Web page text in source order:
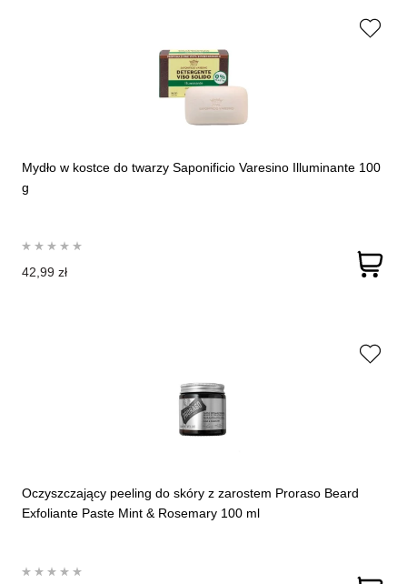
Mydło w kostce do twarzy Saponificio Varesino Illuminante 100
g
42,99 zł
Oczyszczający peeling do skóry z zarostem Proraso Beard
Exfoliante Paste Mint & Rosemary 100 ml